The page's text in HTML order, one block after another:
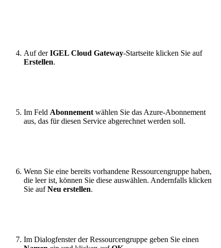
Auf derIGEL Cloud Gateway-Startseite klicken Sie auf
Erstellen.
Im Feld Abonnement wählen Sie das Azure-Abonnement
aus, das für diesen Service abgerechnet werden soll.
Wenn Sie eine bereits vorhandene Ressourcengruppe haben,
die leer ist, können Sie diese auswählen. Andernfalls klicken
Sie aufNeu erstellen.
Im Dialogfenster der Ressourcengruppe geben Sie einen